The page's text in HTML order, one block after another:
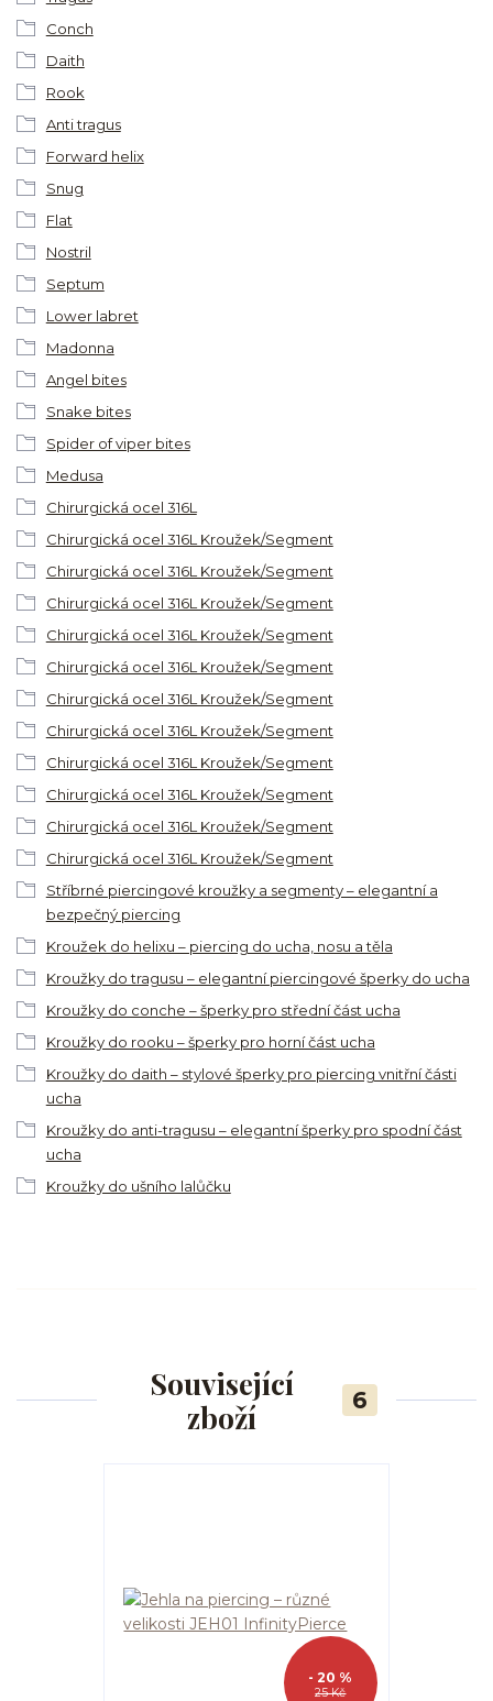
Conch
Daith
Rook
Anti tragus
Forward helix
Snug
Flat
Nostril
Septum
Lower labret
Madonna
Angel bites
Snake bites
Spider of viper bites
Medusa
Chirurgická ocel 316L
Chirurgická ocel 316L Kroužek/Segment
Chirurgická ocel 316L Kroužek/Segment
Chirurgická ocel 316L Kroužek/Segment
Chirurgická ocel 316L Kroužek/Segment
Chirurgická ocel 316L Kroužek/Segment
Chirurgická ocel 316L Kroužek/Segment
Chirurgická ocel 316L Kroužek/Segment
Chirurgická ocel 316L Kroužek/Segment
Chirurgická ocel 316L Kroužek/Segment
Chirurgická ocel 316L Kroužek/Segment
Chirurgická ocel 316L Kroužek/Segment
Stříbrné piercingové kroužky a segmenty – elegantní a
bezpečný piercing
Kroužek do helixu – piercing do ucha, nosu a těla
Kroužky do tragusu – elegantní piercingové šperky do ucha
Kroužky do conche – šperky pro střední část ucha
Kroužky do rooku – šperky pro horní část ucha
Kroužky do daith – stylové šperky pro piercing vnitřní části
ucha
Kroužky do anti-tragusu – elegantní šperky pro spodní část
ucha
Kroužky do ušního lalůčku
Související
zboží
6
25 Kč
- 20 %